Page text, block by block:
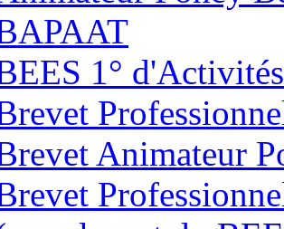
1°
Animateur